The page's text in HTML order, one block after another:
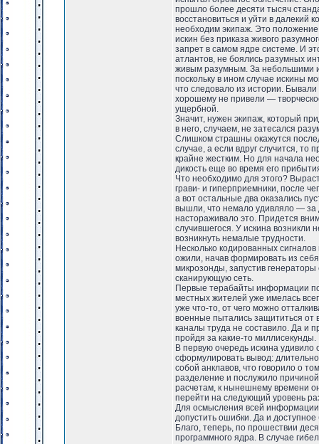
прошло более десяти тысяч
восстановиться и уйти в далекий
необходим экипаж. Это
искин без приказа живого
запрет в самом ядре системе. И
атлантов, не боялись разумных
живым разумным. За небольшими
поскольку в ином случае искины
что следовало из истории.
хорошему не привели —
ущербной.
Значит, нужен экипаж, который
в него, случаем, не затесался
Слишком страшны окажутся
случае, а если вдруг случится, то
крайне жестким. Но для начала
дикость еще во время его
Что необходимо для этого?
грави- и гиперприемники, после
а вот остальные два оказались
вышли, что немало удивляло — за
настораживало это. Придется
случившегося. У искина возникли
возникнуть немалые трудности.
Несколько кодированных
ожили, начав формировать из
микрозонды, запустив
сканирующую сеть.
Первые терабайты информации
местных жителей уже имелась
уже что-то, от чего можно
военные пытались защититься от
каналы труда не составило. Да и
пройдя за какие-то миллисекунды.
В первую очередь искина удивило
сформулировать вывод:
собой анклавов, что говорило о
разделение и послужило
расчетам, к нынешнему времени
перейти на следующий уровень
Для осмысления всей
допустить ошибки. Да и
Благо, теперь, по прошествии
программного ядра. В случае